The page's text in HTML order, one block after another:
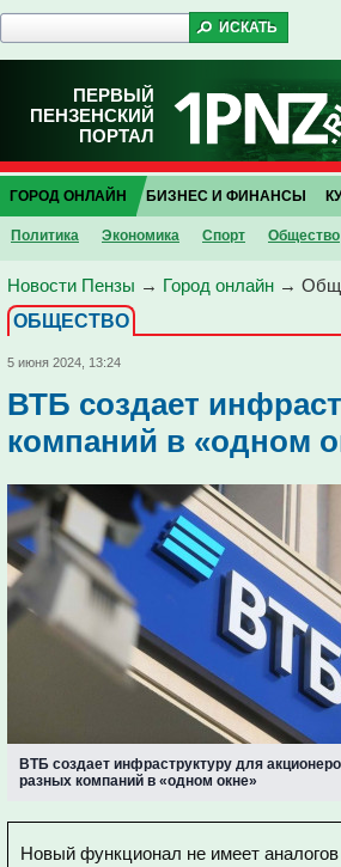
ПЕРВЫЙ
ПЕНЗЕНСКИЙ
ПОРТАЛ
ГОРОД ОНЛАЙН
Политика Экономика Спорт Общество
БИЗНЕС И ФИНАНСЫ
Новости Пензы → Город онлайн →
ОБЩЕСТВО
5 июня 2024, 13:24
ВТБ создает
компаний в «одном
ВТБ создает инфраструктуру для
разных компаний в «одном окне»
Новый функционал не имеет